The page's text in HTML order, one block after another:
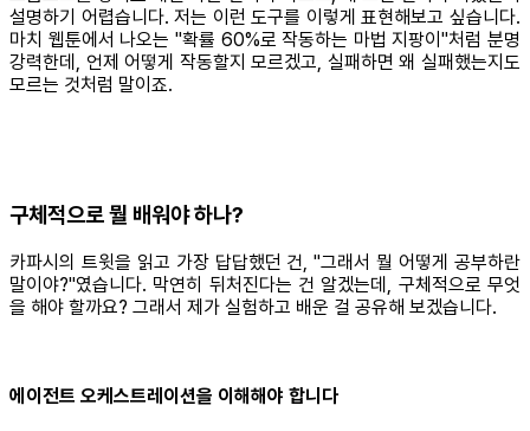
설명하기 어렵습니다. 저는 이런 도구를 이렇게 표현해보고 싶습니다.
마치 웹툰에서 나오는 "확률 60%로 작동하는 마법 지팡이"처럼 분명
강력한데, 언제 어떻게 작동할지 모르겠고, 실패하면 왜 실패했는지도
모르는 것처럼 말이죠.
구체적으로 뭘 배워야 하나?
카파시의 트윗을 읽고 가장 답답했던 건, "그래서 뭘 어떻게 공부하란
말이야?"였습니다. 막연히 뒤처진다는 건 알겠는데, 구체적으로 무엇
을 해야 할까요? 그래서 제가 실험하고 배운 걸 공유해 보겠습니다.
에이전트 오케스트레이션을 이해해야 합니다